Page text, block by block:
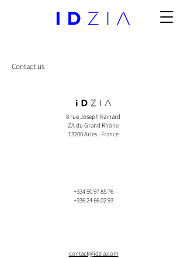
Contact us
8 rue Joseph Rainard
ZA du Grand Rhône
13200 Arles - France
+334 90 97 85 76
+336 24 66 02 93
contact@idzia.com